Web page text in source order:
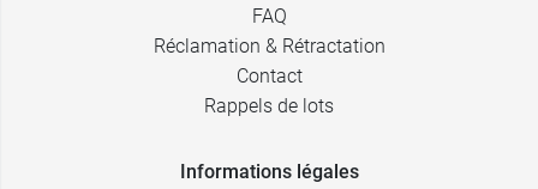
FAQ
Réclamation & Rétractation
Contact
Rappels de lots
Informations légales